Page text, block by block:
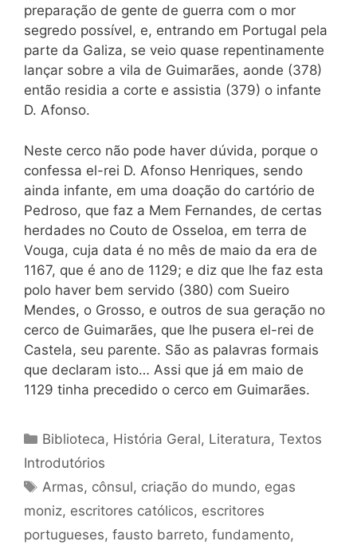
preparação de gente de guerra com o mor
segredo possível, e, entrando em Portugal pela
parte da Galiza, se veio quase repentinamente
lançar sobre a vila de Guimarães, aonde (378)
então residia a corte e assistia (379) o infante
D. Afonso.
Neste cerco não pode haver dúvida, porque o
confessa el-rei D. Afonso Henriques, sendo
ainda infante, em uma doação do cartório de
Pedroso, que faz a Mem Fernandes, de certas
herdades no Couto de Osseloa, em terra de
Vouga, cuja data é no mês de maio da era de
1167, que é ano de 1129; e diz que lhe faz esta
polo haver bem servido (380) com Sueiro
Mendes, o Grosso, e outros de sua geração no
cerco de Guimarães, que lhe pusera el-rei de
Castela, seu parente. São as palavras formais
que declaram isto… Assi que já em maio de
1129 tinha precedido o cerco em Guimarães.
Categorias
Biblioteca, História Geral, Literatura,Textos
Introdutórios
Tags
Armas, cônsul, criação do mundo, egas
moniz, escritores católicos, escritores
portugueses, fausto barreto, fundamento,